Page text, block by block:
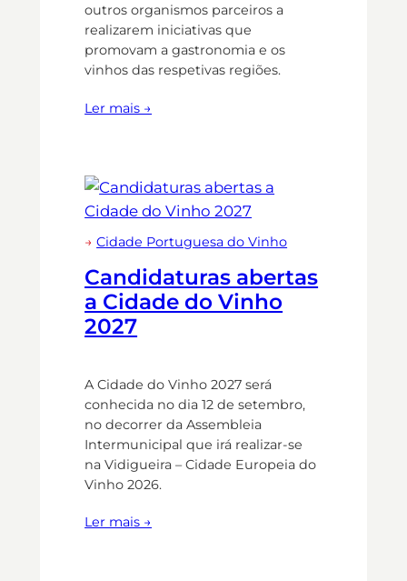
outros organismos parceiros a
realizarem iniciativas que
promovam a gastronomia e os
vinhos das respetivas regiões.
Ler mais →
→Cidade Portuguesa do Vinho
Candidaturas abertas
a Cidade do Vinho
2027
A Cidade do Vinho 2027 será
conhecida no dia 12 de setembro,
no decorrer da Assembleia
Intermunicipal que irá realizar-se
na Vidigueira – Cidade Europeia do
Vinho 2026.
Ler mais →